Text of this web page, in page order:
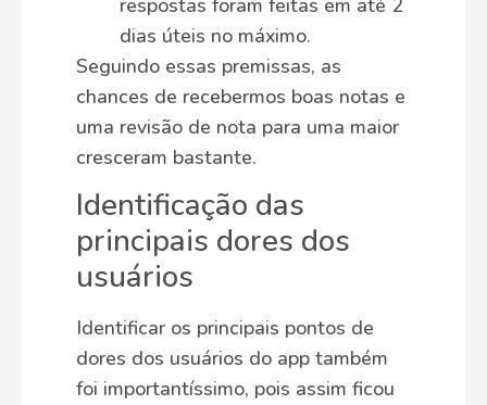
respostas foram feitas em até 2
dias úteis no máximo.
Seguindo essas premissas, as
chances de recebermos boas notas e
uma revisão de nota para uma maior
cresceram bastante.
Identificação das
principais dores dos
usuários
Identificar os principais pontos de
dores dos usuários do app também
foi importantíssimo, pois assim ficou